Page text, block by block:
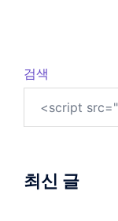
검색
최신 글